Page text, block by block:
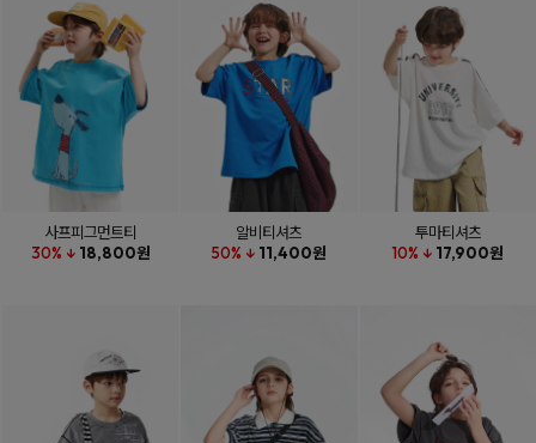
사프피그먼트티
30% ↓ 18,800원
알비티셔츠
50% ↓ 11,400원
투마티셔츠
10% ↓ 17,900원